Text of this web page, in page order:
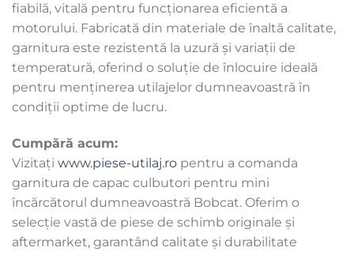
fiabilă, vitală pentru funcționarea eficientă a
motorului. Fabricată din materiale de înaltă calitate,
garnitura este rezistentă la uzură și variații de
temperatură, oferind o soluție de înlocuire ideală
pentru menținerea utilajelor dumneavoastră în
condiții optime de lucru.
Cumpără acum:
Vizitați www.piese-utilaj.ro pentru a comanda
garnitura de capac culbutori pentru mini
încărcătorul dumneavoastră Bobcat. Oferim o
selecție vastă de piese de schimb originale și
aftermarket, garantând calitate și durabilitate